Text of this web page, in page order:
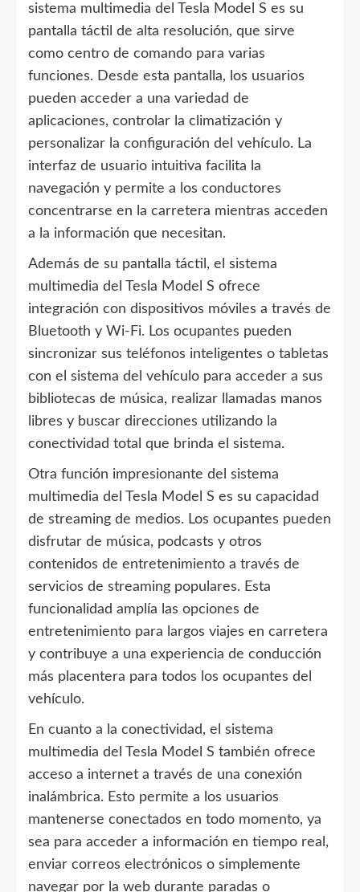
sistema multimedia del Tesla Model S es su
pantalla táctil de alta resolución, que sirve
como centro de comando para varias
funciones. Desde esta pantalla, los usuarios
pueden acceder a una variedad de
aplicaciones, controlar la climatización y
personalizar la configuración del vehículo. La
interfaz de usuario intuitiva facilita la
navegación y permite a los conductores
concentrarse en la carretera mientras acceden
a la información que necesitan.
Además de su pantalla táctil, el sistema
multimedia del Tesla Model S ofrece
integración con dispositivos móviles a través de
Bluetooth y Wi-Fi. Los ocupantes pueden
sincronizar sus teléfonos inteligentes o tabletas
con el sistema del vehículo para acceder a sus
bibliotecas de música, realizar llamadas manos
libres y buscar direcciones utilizando la
conectividad total que brinda el sistema.
Otra función impresionante del sistema
multimedia del Tesla Model S es su capacidad
de streaming de medios. Los ocupantes pueden
disfrutar de música, podcasts y otros
contenidos de entretenimiento a través de
servicios de streaming populares. Esta
funcionalidad amplía las opciones de
entretenimiento para largos viajes en carretera
y contribuye a una experiencia de conducción
más placentera para todos los ocupantes del
vehículo.
En cuanto a la conectividad, el sistema
multimedia del Tesla Model S también ofrece
acceso a internet a través de una conexión
inalámbrica. Esto permite a los usuarios
mantenerse conectados en todo momento, ya
sea para acceder a información en tiempo real,
enviar correos electrónicos o simplemente
navegar por la web durante paradas o